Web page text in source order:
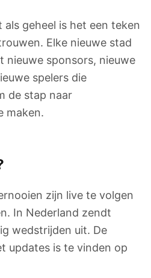
geheel is het een teken
Elke nieuwe stad
nieuwe sponsors, nieuwe
spelers die
de stap naar
maken.
zijn live te volgen
In Nederland zendt
wedstrijden uit. De
updates is te vinden op